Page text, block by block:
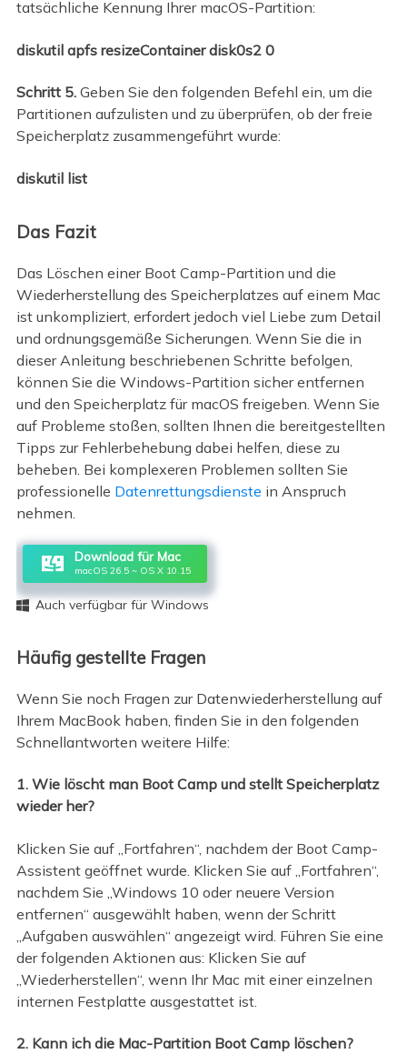
tatsächliche Kennung Ihrer macOS-Partition:
diskutil apfs resizeContainer disk0s2 0
Schritt 5.Geben Sie den folgenden Befehl ein, um die
Partitionen aufzulisten und zu überprüfen, ob der freie
Speicherplatz zusammengeführt wurde:
diskutil list
Das Fazit
Das Löschen einer Boot Camp-Partition und die
Wiederherstellung des Speicherplatzes auf einem Mac
ist unkompliziert, erfordert jedoch viel Liebe zum Detail
und ordnungsgemäße Sicherungen. Wenn Sie die in
dieser Anleitung beschriebenen Schritte befolgen,
können Sie die Windows-Partition sicher entfernen
und den Speicherplatz für macOS freigeben. Wenn Sie
auf Probleme stoßen, sollten Ihnen die bereitgestellten
Tipps zur Fehlerbehebung dabei helfen, diese zu
beheben. Bei komplexeren Problemen sollten Sie
professionelle Datenrettungsdienste in Anspruch
nehmen.
Download für Mac
macOS 26.5 ~ OS X 10.15
 Auch verfügbar für Windows
Häufig gestellte Fragen
Wenn Sie noch Fragen zur Datenwiederherstellung auf
Ihrem MacBook haben, finden Sie in den folgenden
Schnellantworten weitere Hilfe:
1. Wie löscht man Boot Camp und stellt Speicherplatz
wieder her?
Klicken Sie auf „Fortfahren“, nachdem der Boot Camp-
Assistent geöffnet wurde. Klicken Sie auf „Fortfahren“,
nachdem Sie „Windows 10 oder neuere Version
entfernen“ ausgewählt haben, wenn der Schritt
„Aufgaben auswählen“ angezeigt wird. Führen Sie eine
der folgenden Aktionen aus: Klicken Sie auf
„Wiederherstellen“, wenn Ihr Mac mit einer einzelnen
internen Festplatte ausgestattet ist.
2. Kann ich die Mac-Partition Boot Camp löschen?